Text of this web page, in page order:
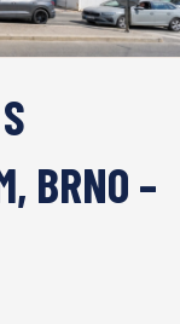
BRNO –